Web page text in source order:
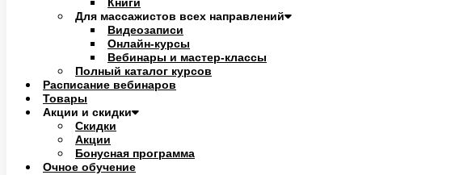
Книги
Для массажистов всех направлений
Видеозаписи
Онлайн-курсы
Вебинары и мастер-классы
Полный каталог курсов
Расписание вебинаров
Товары
Акции и скидки
Скидки
Акции
Бонусная программа
Очное обучение